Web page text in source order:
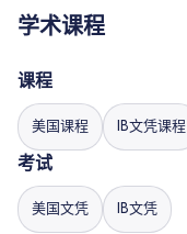
学术课程
课程
美国课程 IB文凭课程
考试
美国文凭 IB文凭